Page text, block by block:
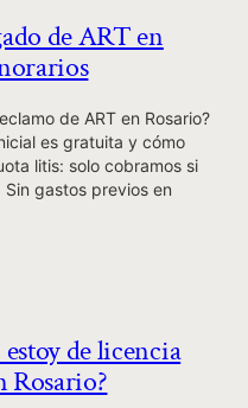
de ART en
de ART en Rosario?
es gratuita y cómo
litis: solo cobramos si
gastos previos en
de licencia
Rosario?